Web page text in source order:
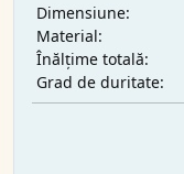
Dimensiune:
Material:
Înălțime totală:
Grad de duritate: